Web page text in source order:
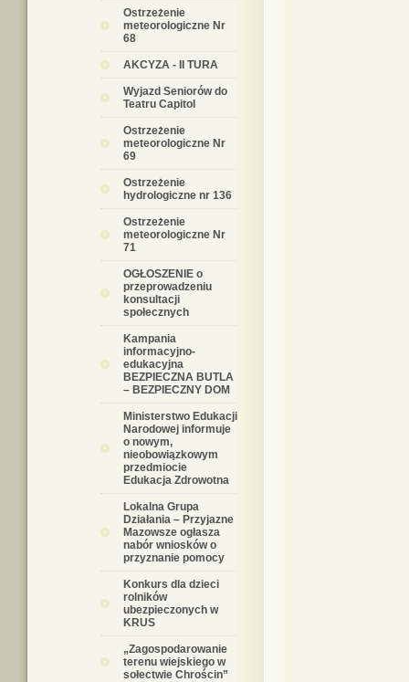
Ostrzeżenie
meteorologiczne Nr
68
AKCYZA - II TURA
Wyjazd Seniorów do
Teatru Capitol
Ostrzeżenie
meteorologiczne Nr
69
Ostrzeżenie
hydrologiczne nr 136
Ostrzeżenie
meteorologiczne Nr
71
OGŁOSZENIE o
przeprowadzeniu
konsultacji
społecznych
Kampania
informacyjno-
edukacyjna
BEZPIECZNA BUTLA
– BEZPIECZNY DOM
Ministerstwo Edukacji
Narodowej informuje
o nowym,
nieobowiązkowym
przedmiocie
Edukacja Zdrowotna
Lokalna Grupa
Działania – Przyjazne
Mazowsze ogłasza
nabór wniosków o
przyznanie pomocy
Konkurs dla dzieci
rolników
ubezpieczonych w
KRUS
„Zagospodarowanie
terenu wiejskiego w
sołectwie Chrościn”